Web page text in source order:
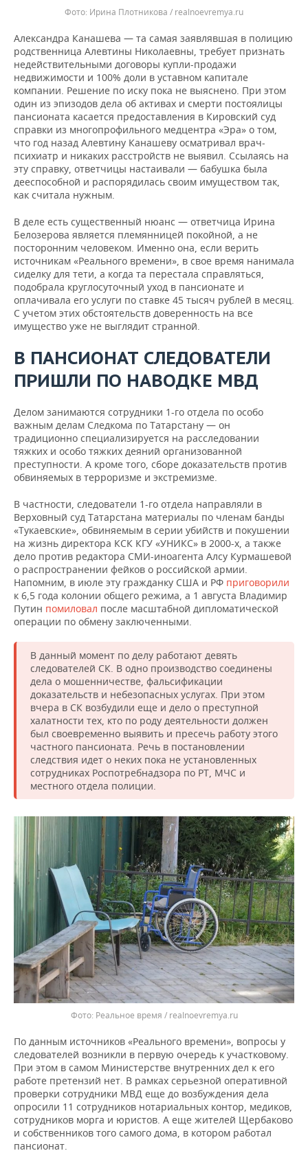
Ирина Плотникова / realnoevremya.ru
Александра Канашева — та самая заявлявшая в полицию
родственница Алевтины Николаевны, требует признать
недействительными договоры купли-продажи
недвижимости и 100% доли в уставном капитале
компании. Решение по иску пока не выяснено. При этом
один из эпизодов дела об активах и смерти постоялицы
пансионата касается предоставления в Кировский суд
справки из многопрофильного медцентра «Эра» о том,
что год назад Алевтину Канашеву осматривал врач-
психиатр и никаких расстройств не выявил. Ссылаясь на
эту справку, ответчицы настаивали — бабушка была
дееспособной и распорядилась своим имуществом так,
как считала нужным.
В деле есть существенный нюанс — ответчица Ирина
Белозерова является племянницей покойной, а не
посторонним человеком. Именно она, если верить
источникам «Реального времени», в свое время нанимала
сиделку для тети, а когда та перестала справляться,
подобрала круглосуточный уход в пансионате и
оплачивала его услуги по ставке 45 тысяч рублей в месяц.
С учетом этих обстоятельств доверенность на все
имущество уже не выглядит странной.
В ПАНСИОНАТ СЛЕДОВАТЕЛИ
ПРИШЛИ ПО НАВОДКЕ МВД
Делом занимаются сотрудники 1-го отдела по особо
важным делам Следкома по Татарстану — он
традиционно специализируется на расследовании
тяжких и особо тяжких деяний организованной
преступности. А кроме того, сборе доказательств против
обвиняемых в терроризме и экстремизме.
В частности, следователи 1-го отдела направляли в
Верховный суд Татарстана материалы по членам банды
«Тукаевские», обвиняемым в серии убийств и покушении
на жизнь директора КСК КГУ «УНИКС» в 2000-х, а также
дело против редактора СМИ-иноагента Алсу Курмашевой
о распространении фейков о российской армии.
Напомним, в июле эту гражданку США и РФ приговорили
к 6,5 года колонии общего режима, а 1 августа Владимир
Путин помиловал после масштабной дипломатической
операции по обмену заключенными.
В данный момент по делу работают девять
следователей СК. В одно производство соединены
дела о мошенничестве, фальсификации
доказательств и небезопасных услугах. При этом
вчера в СК возбудили еще и дело о преступной
халатности тех, кто по роду деятельности должен
был своевременно выявить и пресечь работу этого
частного пансионата. Речь в постановлении
следствия идет о неких пока не установленных
сотрудниках Роспотребнадзора по РТ, МЧС и
местного отдела полиции.
Реальное время / realnoevremya.ru
По данным источников «Реального времени», вопросы у
следователей возникли в первую очередь к участковому.
При этом в самом Министерстве внутренних дел к его
работе претензий нет. В рамках серьезной оперативной
проверки сотрудники МВД еще до возбуждения дела
опросили 11 сотрудников нотариальных контор, медиков,
сотрудников морга и юристов. А еще жителей Щербаково
и собственников того самого дома, в котором работал
пансионат.